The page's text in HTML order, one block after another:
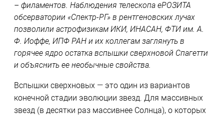
– филаментов. Наблюдения телескопа еРОЗИТА
обсерватории «Спектр-РГ» в рентгеновских лучах
позволили астрофизикам ИКИ, ИНАСАН, ФТИ им. А.
Ф. Иоффе, ИПФ РАН и их коллегам заглянуть в
горячее ядро остатка вспышки сверхновой Спагетти
и объяснить ее необычные свойства.
Вспышки сверхновых — это один из вариантов
конечной стадии эволюции звезд. Для массивных
звезд (в десятки раз массивнее Солнца), о которых